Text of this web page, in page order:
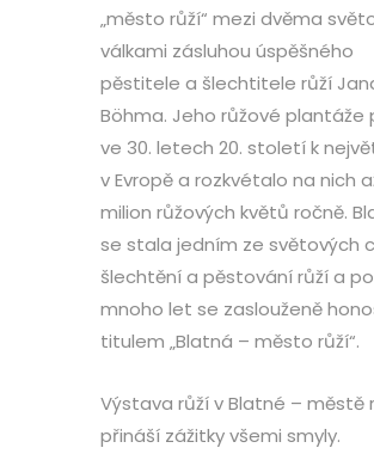
„město růží“ mezi dvěma
válkami zásluhou úspěšného
pěstitele a šlechtitele růží
Böhma. Jeho růžové plantáže
ve 30. letech 20. století k
v Evropě a rozkvétalo na nich
milion růžových květů ročně.
se stala jedním ze světových
šlechtění a pěstování růží a po
mnoho let se zaslouženě
titulem „Blatná – město růží“.
Výstava růží v Blatné – městě
přináší zážitky všemi smyly.